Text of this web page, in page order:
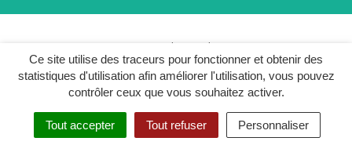
Ce site utilise des traceurs pour fonctionner et obtenir des
statistiques d'utilisation afin améliorer l'utilisation, vous pouvez
contrôler ceux que vous souhaitez activer.
Tout accepter Tout refuser Personnaliser
Gestion des cookies
Plan du site
Mentions légales
Accessibilité